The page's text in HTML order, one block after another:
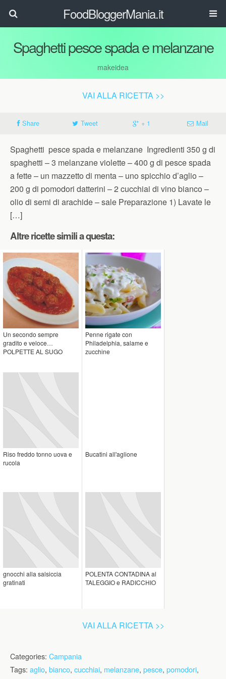
FoodBloggerMania.it
Spaghetti pesce spada e melanzane
makeidea
VAI ALLA RICETTA >>
Share Tweet + 1 Mail
Spaghetti pesce spada e melanzane Ingredienti 350 g di
spaghetti – 3 melanzane violette – 400 g di pesce spada
a fette – un mazzetto di menta – uno spicchio d’aglio –
200 g di pomodori datterini – 2 cucchiai di vino bianco –
olio di semi di arachide – sale Preparazione 1) Lavate le
[…]
Altre ricette simili a questa:
Un secondo sempre
gradito e veloce…
POLPETTE AL SUGO
Penne rigate con
Philadelphia, salame e
zucchine
Riso freddo tonno uova e
rucola
Bucatini all'aglione
gnocchi alla salsiccia
gratinati
POLENTA CONTADINA al
TALEGGIO e RADICCHIO
VAI ALLA RICETTA >>
Categories: Campania
Tags: aglio, bianco, cucchiai, melanzane, pesce, pomodori,